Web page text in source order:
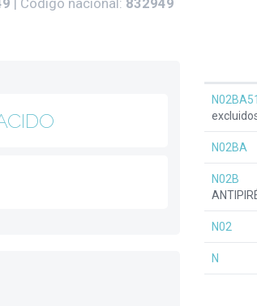
| Código nacional: 832949
N02BA51
N02BA
N02B
N02
N